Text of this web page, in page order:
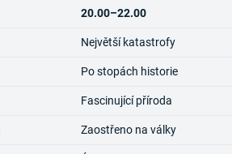
20.00–22.00
Největší katastrofy
Po stopách historie
Fascinující příroda
Zaostřeno na války